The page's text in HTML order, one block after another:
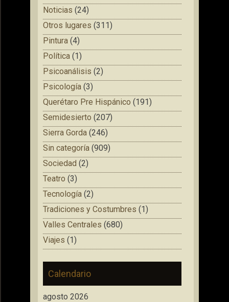
Noticias (24)
Otros lugares (311)
Pintura (4)
Política (1)
Psicoanálisis (2)
Psicología (3)
Querétaro Pre Hispánico (191)
Semidesierto (207)
Sierra Gorda (246)
Sin categoría (909)
Sociedad (2)
Teatro (3)
Tecnología (2)
Tradiciones y Costumbres (1)
Valles Centrales (680)
Viajes (1)
Calendario
agosto 2026